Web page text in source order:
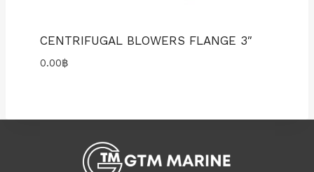
CENTRIFUGAL BLOWERS FLANGE 3″
0.00฿